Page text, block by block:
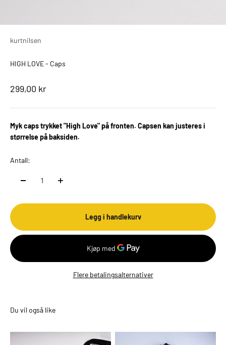
kurtnilsen
HIGH LOVE - Caps
Salgspris
299,00 kr
Myk caps trykket "High Love" på fronten. Capsen kan justeres i
størrelse på baksiden.
Antall:
Legg i handlekurv
Flere betalingsalternativer